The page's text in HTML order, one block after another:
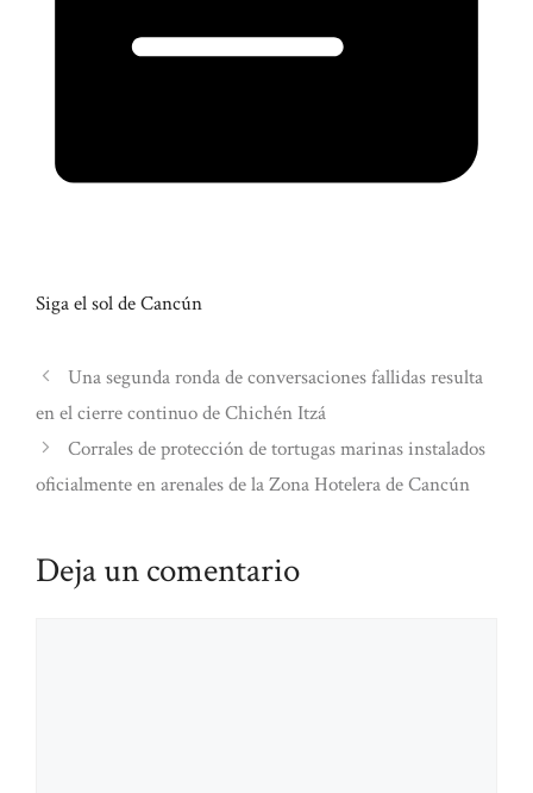
Siga el sol de Cancún
Una segunda ronda de conversaciones fallidas resulta
en el cierre continuo de Chichén Itzá
Corrales de protección de tortugas marinas instalados
oficialmente en arenales de la Zona Hotelera de Cancún
Deja un comentario